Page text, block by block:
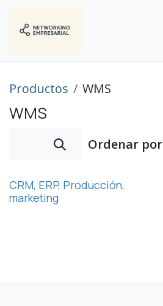
Productos WMS
WMS
Ordenar por
CRM, ERP, Producción,
marketing